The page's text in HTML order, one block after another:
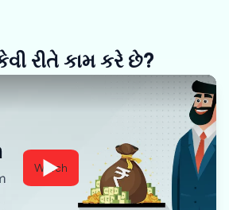
રીતે કામ કરે છે?
Watch